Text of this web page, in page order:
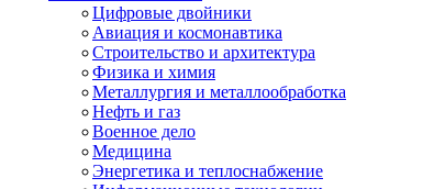
Цифровые двойники
Авиация и космонавтика
Строительство и архитектура
Физика и химия
Металлургия и металлообработка
Нефть и газ
Военное дело
Медицина
Энергетика и теплоснабжение